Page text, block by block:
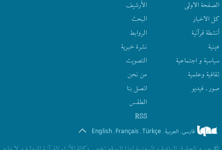
الصفحة الاولى
كل الاخبار
أنشطة قرآنیة
دينية
سیاسیة و اجتماعیة
ثقافیة وعلمیة
صور ـ فيديو
الأرشیف
البحث
الروابط
نشرة‌ خبریة
التصويت
من نحن
اتصل بنا
الطقس
RSS
فارسی. العربیة .
Türkçe
.
Français
.
English